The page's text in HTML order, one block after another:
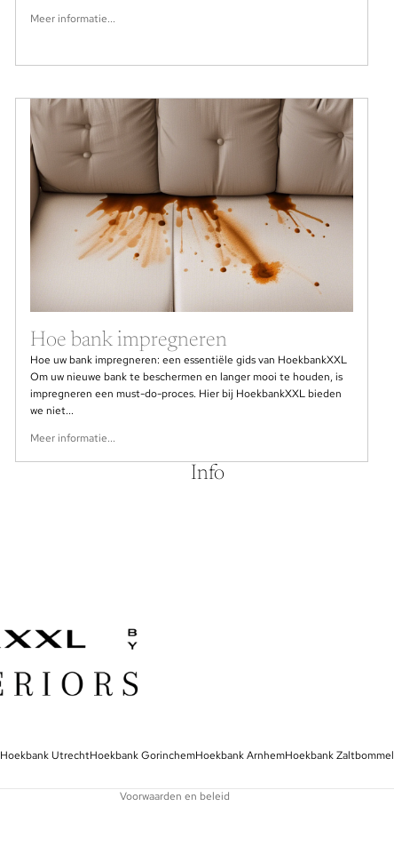
Meer informatie...
Hoe bank impregneren
Hoe uw bank impregneren: een essentiële gids van HoekbankXXL
Om uw nieuwe bank te beschermen en langer mooi te houden, is
impregneren een must-do-proces. Hier bij HoekbankXXL bieden
we niet...
Meer informatie...
Info
Hoekbank UtrechtHoekbank GorinchemHoekbank ArnhemHoekbank Zaltbommel
Voorwaarden en beleid
Privacybeleid